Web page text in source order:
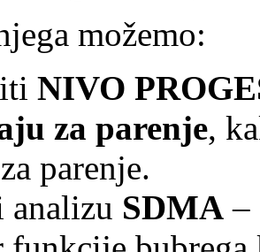
možemo:
NIVO
za parenje,
parenje.
SDMA –